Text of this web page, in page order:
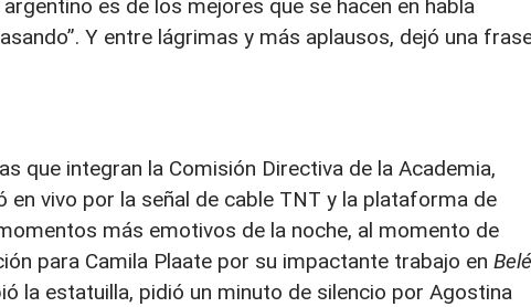
es de los mejores que se hacen en habla
Y entre lágrimas y más aplausos, dejó una
que integran la Comisión Directiva de la Academia,
en vivo por la señal de cable TNT y la plataforma de
más emotivos de la noche, al momento de
para Camila Plaate por su impactante trabajo en
la estatuilla, pidió un minuto de silencio por Agostina